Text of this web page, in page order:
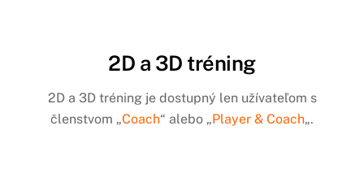
2D a 3D tréning
2D a 3D tréning je dostupný len užívateľom s
členstvom „Coach“ alebo „Player & Coach„.